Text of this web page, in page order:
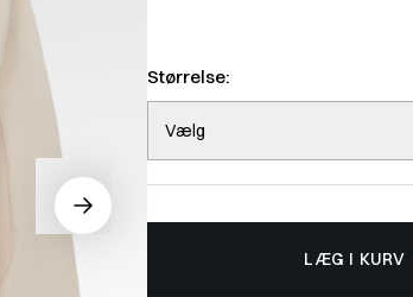
Størrelse:
Vælg
LÆG I KURV